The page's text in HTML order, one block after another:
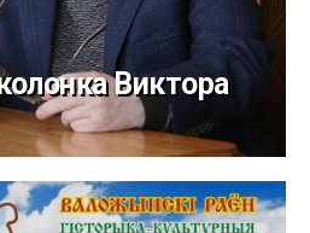
Виктора